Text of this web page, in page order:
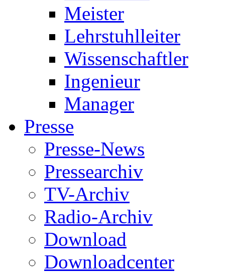
Meister
Lehrstuhlleiter
Wissenschaftler
Ingenieur
Manager
Presse
Presse-News
Pressearchiv
TV-Archiv
Radio-Archiv
Download
Downloadcenter